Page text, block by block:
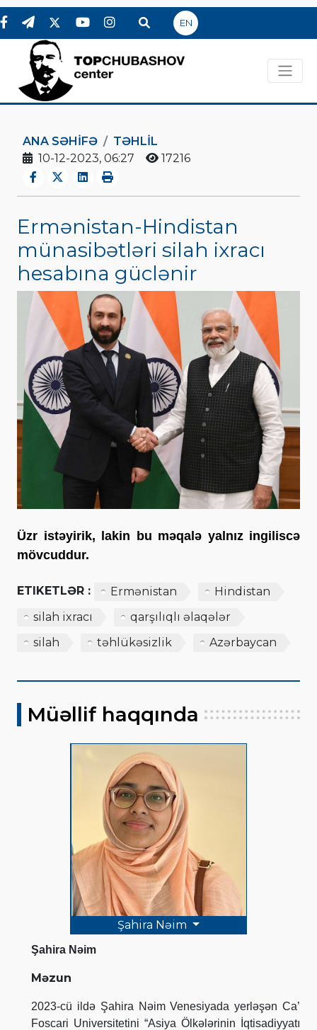
EN
ANA SƏHIFƏ
TƏHLİL
10-12-2023, 06:27
17216
Ermənistan-Hindistan
münasibətləri silah ixracı
hesabına güclənir
Üzr istəyirik, lakin bu məqalə yalnız ingiliscə
mövcuddur.
ETIKETLƏR : Ermənistan
Hindistan
silah ixracı
qarşılıqlı əlaqələr
silah
təhlükəsizlik Azərbaycan
Müəllif haqqında
Şahira Nəim
Şahira Nəim
Məzun
2023-cü ildə Şahira Nəim Venesiyada yerləşən Ca’
Foscari Universitetini “Asiya Ölkələrinin İqtisadiyyatı